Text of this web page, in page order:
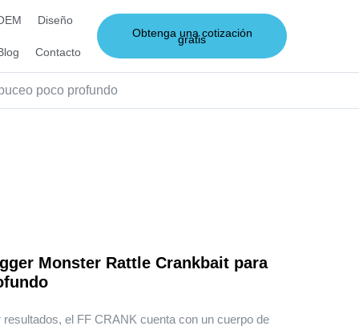
Diseño
Contacto
Obtenga una cotización
gratis
poco profundo
Monster Rattle Crankbait para
el FF CRANK cuenta con un cuerpo de